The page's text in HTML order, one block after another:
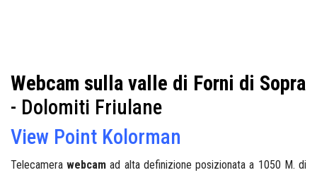
Webcam sulla valle di Forni di Sopra
- Dolomiti Friulane
View Point Kolorman
Telecamerawebcam ad alta definizioneposizionata a 1050 M. di